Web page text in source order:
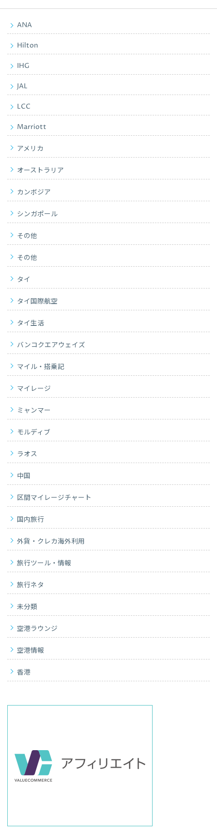
ANA
Hilton
IHG
JAL
LCC
Marriott
アメリカ
オーストラリア
カンボジア
シンガポール
その他
その他
タイ
タイ国際航空
タイ生活
バンコクエアウェイズ
マイル・搭乗記
マイレージ
ミャンマー
モルディブ
ラオス
中国
区間マイレージチャート
国内旅行
外貨・クレカ海外利用
旅行ツール・情報
旅行ネタ
未分類
空港ラウンジ
空港情報
香港